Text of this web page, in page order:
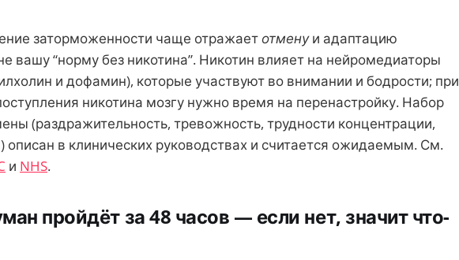
заторможенности чаще отражаетотменуи адаптацию
вашу “норму без никотина”. Никотин влияет на нейромедиаторы
и дофамин), которые участвуют во внимании и бодрости; при
никотина мозгу нужно время на перенастройку. Набор
(раздражительность, тревожность, трудности концентрации,
описан в клинических руководствах и считается ожидаемым. См.
и NHS.
пройдёт за 48 часов — если нет, значит что-